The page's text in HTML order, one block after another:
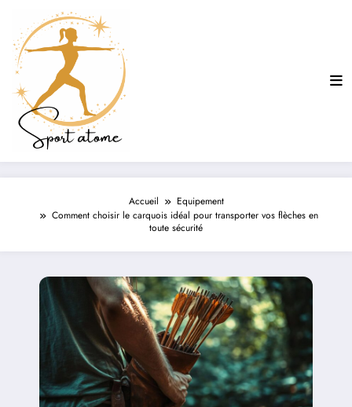
contenu
Accueil
Equipement
Comment choisir le carquois idéal pour transporter vos flèches en
toute sécurité